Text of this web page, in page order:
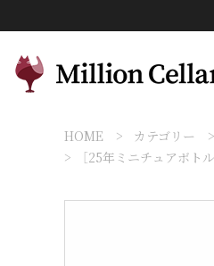
HOME カテゴリー
［25年ミニチュアボ